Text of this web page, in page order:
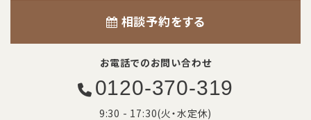
相談予約をする
お電話でのお問い合わせ
0120-370-319
9:30 - 17:30(火・水定休)